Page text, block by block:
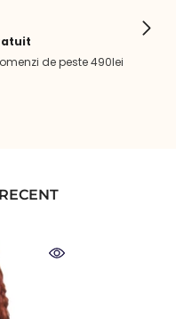
de peste 490lei